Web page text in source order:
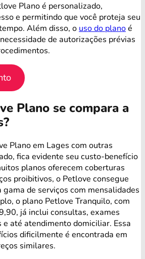
Plano é personalizado,
e permitindo que você proteja seu
Além disso, o uso do planoé
de autorizações prévias
Plano se compara a
Plano em Lages com outras
fica evidente seu custo-benefício
planos oferecem coberturas
proibitivos, o Petlove consegue
de serviços com mensalidades
o plano Petlove Tranquilo, com
já inclui consultas, exames
até atendimento domiciliar. Essa
dificilmente é encontrada em
similares.